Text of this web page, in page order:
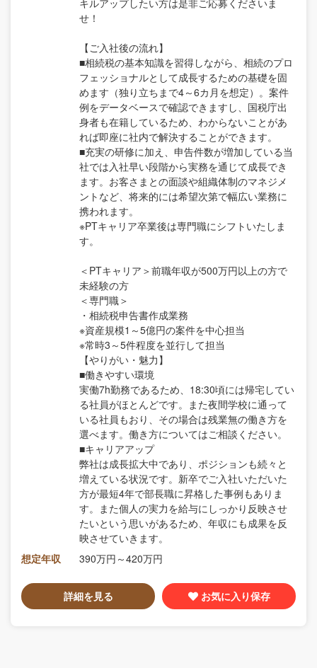
キルアップしたい方は是非ご応募くださいま
せ！
【ご入社後の流れ】
■相続税の基本知識を習得しながら、相続のプロ
フェッショナルとして成長するための基礎を固
めます（独り立ちまで4～6カ月を想定）。案件
例をデータベースで確認できますし、国税庁出
身者も在籍しているため、わからないことがあ
れば即座に社内で解決することができます。
■充実の研修に加え、申告件数が増加している当
社では入社早い段階から実務を通じて成長でき
ます。お客さまとの面談や組織体制のマネジメ
ントなど、将来的には希望次第で幅広い業務に
携われます。
※PTキャリア卒業後は専門職にシフトいたしま
す。
＜PTキャリア＞前職年収が500万円以上の方で
未経験の方
＜専門職＞
・相続税申告書作成業務
※資産規模1～5億円の案件を中心担当
※常時3～5件程度を並行して担当
【やりがい・魅力】
■働きやすい環境
実働7h勤務であるため、18:30頃には帰宅してい
る社員がほとんどです。また夜間学校に通って
いる社員もおり、その場合は残業無の働き方を
選べます。働き方についてはご相談ください。
■キャリアアップ
弊社は成長拡大中であり、ポジションも続々と
増えている状況です。新卒でご入社いただいた
方が最短4年で部長職に昇格した事例もありま
す。また個人の実力を給与にしっかり反映させ
たいという思いがあるため、年収にも成果を反
映させていきます。
想定年収
390万円～420万円
詳細を見る お気に入り保存